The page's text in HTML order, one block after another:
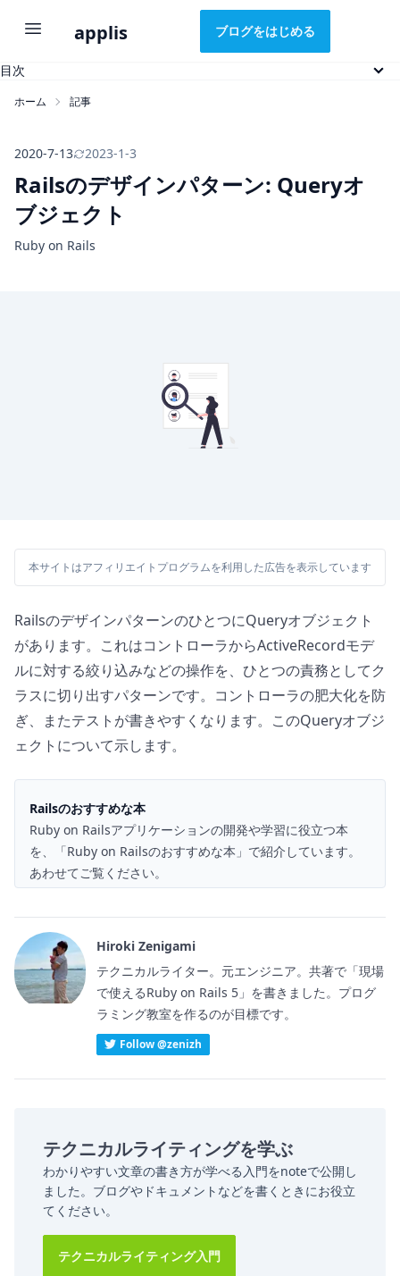
applis ブログをはじめる
目次
Queryオブジェクトの必要性
Queryオブジェクトのルール
ホーム 記事
2020-7-13 2023-1-3
Railsのデザインパターン: Queryオ
ブジェクト
Ruby on Rails
本サイトはアフィリエイトプログラムを利用した広告を表示しています
RailsのデザインパターンのひとつにQueryオブジェクト
があります。これはコントローラからActiveRecordモデ
ルに対する絞り込みなどの操作を、ひとつの責務としてク
ラスに切り出すパターンです。コントローラの肥大化を防
ぎ、またテストが書きやすくなります。このQueryオブジ
ェクトについて示します。
Railsのおすすめな本
Ruby on Railsアプリケーションの開発や学習に役立つ本
を、「Ruby on Railsのおすすめな本 」で紹介しています。
あわせてご覧ください。
Hiroki Zenigami
テクニカルライター。元エンジニア。共著で「現場
で使えるRuby on Rails 5」を書きました。プログ
ラミング教室を作るのが目標です。
Follow @zenizh
テクニカルライティングを学ぶ
わかりやすい文章の書き方が学べる入門をnoteで公開し
ました。ブログやドキュメントなどを書くときにお役立
てください。
テクニカルライティング入門